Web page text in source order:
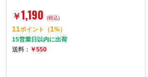
￥1,190 (税込)
11ポイント （1%）
15営業日以内に出荷
送料： ￥550